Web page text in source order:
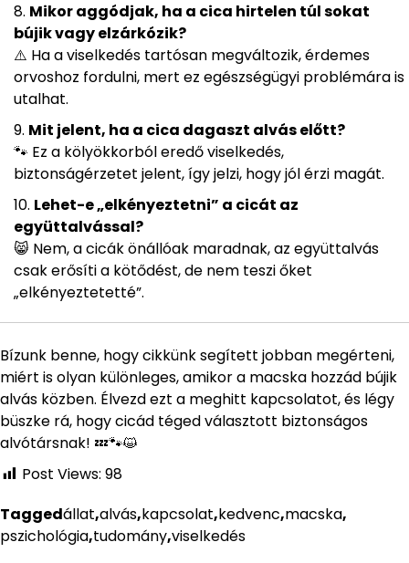
Mikor aggódjak, ha a cica hirtelen túl sokat
bújik vagy elzárkózik?
⚠️ Ha a viselkedés tartósan megváltozik, érdemes
orvoshoz fordulni, mert ez egészségügyi problémára is
utalhat.
Mit jelent, ha a cica dagaszt alvás előtt?
🐾 Ez a kölyökkorból eredő viselkedés,
biztonságérzetet jelent, így jelzi, hogy jól érzi magát.
Lehet-e „elkényeztetni” a cicát az
együttalvással?
😸 Nem, a cicák önállóak maradnak, az együttalvás
csak erősíti a kötődést, de nem teszi őket
„elkényeztetetté”.
Bízunk benne, hogy cikkünk segített jobban megérteni,
miért is olyan különleges, amikor a macska hozzád bújik
alvás közben. Élvezd ezt a meghitt kapcsolatot, és légy
büszke rá, hogy cicád téged választott biztonságos
alvótársnak! 💤🐾😺
Post Views: 98
Taggedállat,alvás,kapcsolat,kedvenc,macska,
pszichológia,tudomány,viselkedés